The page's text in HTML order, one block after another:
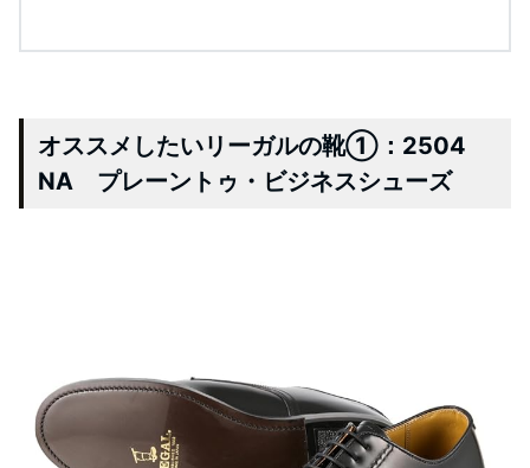
オススメしたいリーガルの靴①：2504
NA プレーントゥ・ビジネスシューズ